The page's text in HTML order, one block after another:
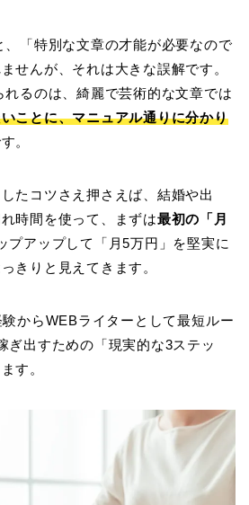
「特別な文章の才能が必要なので
せんが、それは大きな誤解です。
るのは、綺麗で芸術的な文章では
ことに、マニュアル通りに分かり
。
たコツさえ押さえば、結婚や出
時間を使って、まずは最初の「月
プアップして「月5万円」を堅実に
きりと見えてきます。
からWEBライターとして最短ルー
ぎ出すための「現実的な3ステッ
す。